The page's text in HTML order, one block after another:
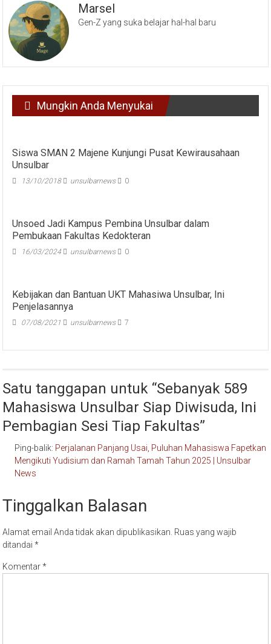
Marsel
Gen-Z yang suka belajar hal-hal baru
Mungkin Anda Menyukai
Siswa SMAN 2 Majene Kunjungi Pusat Kewirausahaan
Unsulbar
13/10/2018 unsulbarnews 0
Unsoed Jadi Kampus Pembina Unsulbar dalam
Pembukaan Fakultas Kedokteran
16/03/2024 unsulbarnews 0
Kebijakan dan Bantuan UKT Mahasiwa Unsulbar, Ini
Penjelasannya
07/08/2021 unsulbarnews 7
Satu tanggapan untuk “Sebanyak 589
Mahasiswa Unsulbar Siap Diwisuda, Ini
Pembagian Sesi Tiap Fakultas”
Ping-balik: Perjalanan Panjang Usai, Puluhan Mahasiswa Fapetkan
Mengikuti Yudisium dan Ramah Tamah Tahun 2025 | Unsulbar
News
Tinggalkan Balasan
Alamat email Anda tidak akan dipublikasikan. Ruas yang wajib
ditandai*
Komentar*